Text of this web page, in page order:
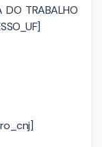
DO TRABALHO